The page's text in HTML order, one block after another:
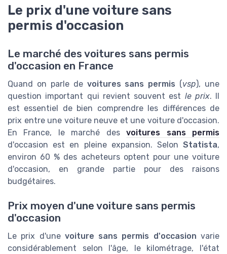
Le prix d'une voiture sans
permis d'occasion
Le marché des voitures sans permis
d'occasion en France
Quand on parle de voitures sans permis (vsp), une
question important qui revient souvent est le prix. Il
est essentiel de bien comprendre les différences de
prix entre une voiture neuve et une voiture d'occasion.
En France, le marché desvoitures sans permis
d'occasion est en pleine expansion. Selon Statista,
environ 60 % des acheteurs optent pour une voiture
d'occasion, en grande partie pour des raisons
budgétaires.
Prix moyen d'une voiture sans permis
d'occasion
Le prix d'une voiture sans permis d'occasion varie
considérablement selon l'âge, le kilométrage, l'état